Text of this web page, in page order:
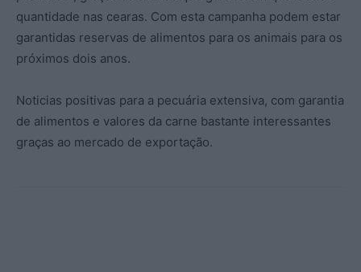
quantidade nas cearas. Com esta campanha podem estar
garantidas reservas de alimentos para os animais para os
próximos dois anos.
Noticias positivas para a pecuária extensiva, com garantia
de alimentos e valores da carne bastante interessantes
graças ao mercado de exportação.